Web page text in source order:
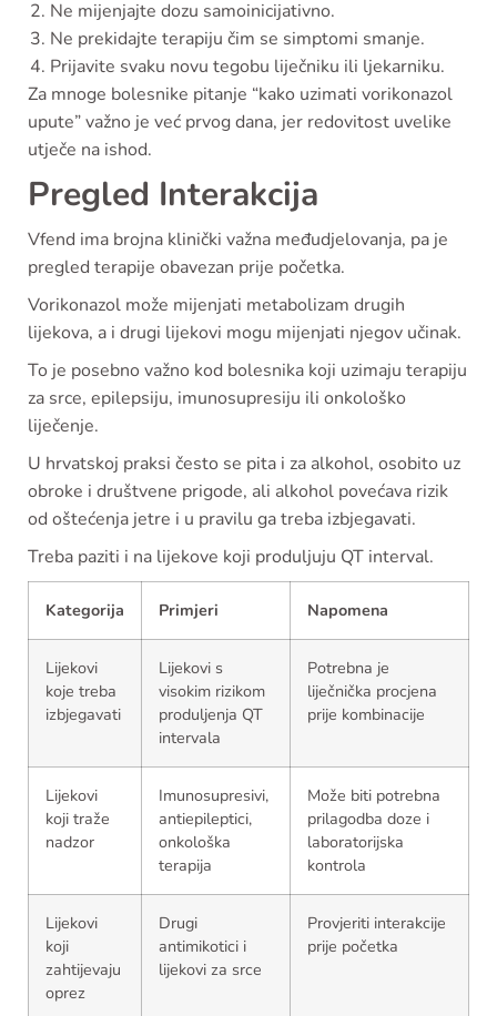
Ne mijenjajte dozu samoinicijativno.
Ne prekidajte terapiju čim se simptomi smanje.
Prijavite svaku novu tegobu liječniku ili ljekarniku.
Za mnoge bolesnike pitanje “kako uzimati vorikonazol
upute” važno je već prvog dana, jer redovitost uvelike
utječe na ishod.
Pregled Interakcija
Vfend ima brojna klinički važna međudjelovanja, pa je
pregled terapije obavezan prije početka.
Vorikonazol može mijenjati metabolizam drugih
lijekova, a i drugi lijekovi mogu mijenjati njegov učinak.
To je posebno važno kod bolesnika koji uzimaju terapiju
za srce, epilepsiju, imunosupresiju ili onkološko
liječenje.
U hrvatskoj praksi često se pita i za alkohol, osobito uz
obroke i društvene prigode, ali alkohol povećava rizik
od oštećenja jetre i u pravilu ga treba izbjegavati.
Treba paziti i na lijekove koji produljuju QT interval.
Kategorija Primjeri Napomena
Lijekovi
koje treba
izbjegavati
Lijekovi s
visokim rizikom
produljenja QT
intervala
Potrebna je
liječnička procjena
prije kombinacije
Lijekovi
koji traže
nadzor
Imunosupresivi,
antiepileptici,
onkološka
terapija
Može biti potrebna
prilagodba doze i
laboratorijska
kontrola
Lijekovi
koji
zahtijevaju
oprez
Drugi
antimikotici i
lijekovi za srce
Provjeriti interakcije
prije početka